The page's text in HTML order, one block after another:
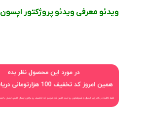
ویدئو معرفی ویدئو پروژکتور اپسون EB-2142W